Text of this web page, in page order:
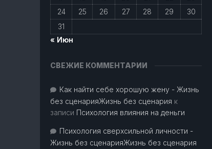
24
25 26 27 28 29
30
31
« Июн
СВЕЖИЕ КОММЕНТАРИИ
Как найти себе хорошую жену - Жизнь
без сценарияЖизнь без сценария к
записи Психология влияния на деньги
Психология сверхсильной личности -
Жизнь без сценарияЖизнь без сценария